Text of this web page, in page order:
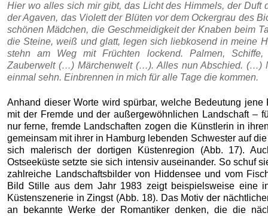
Hier wo alles sich mir gibt, das Licht des Himmels, der Duft
der Agaven, das Violett der Blüten vor dem Ockergrau des
schönen Mädchen, die Geschmeidigkeit der Knaben beim
die Steine, weiß und glatt, legen sich liebkosend in meine
stehn am Weg mit Früchten lockend. Palmen, Schiffe,
Zauberwelt (…) Märchenwelt (…). Alles nun Abschied. (…)
einmal sehn. Einbrennen in mich für alle Tage die kommen.
Anhand dieser Worte wird spürbar, welche Bedeutung
mit der Fremde und der außergewöhnlichen Landschaft –
nur ferne, fremde Landschaften zogen die Künstlerin in
gemeinsam mit ihrer in Hamburg lebenden Schwester auf
sich malerisch der dortigen Küstenregion (Abb. 17).
Ostseeküste setzte sie sich intensiv auseinander. So schuf
zahlreiche Landschaftsbilder von Hiddensee und vom
Bild Stille aus dem Jahr 1983 zeigt beispielsweise eine
Küstenszenerie in Zingst (Abb. 18). Das Motiv der
an bekannte Werke der Romantiker denken, die die